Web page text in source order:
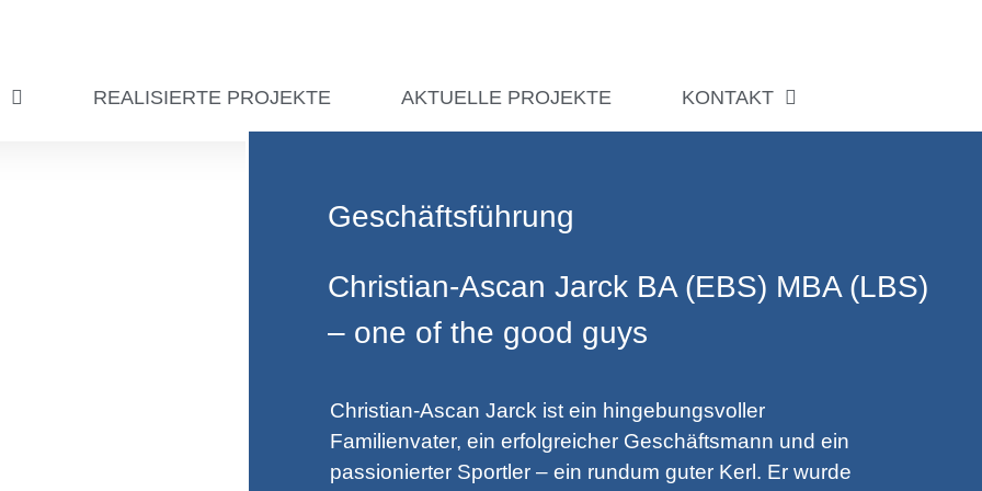
REALISIERTE PROJEKTE AKTUELLE PROJEKTE KONTAKT
Geschäftsführung
Christian-​Ascan Jarck BA (EBS) MBA (LBS)
– one of the good guys
Christian-Ascan Jarck ist ein hingebungsvoller
Familienvater, ein erfolgreicher Geschäftsmann und ein
passionierter Sportler – ein rundum guter Kerl. Er wurde